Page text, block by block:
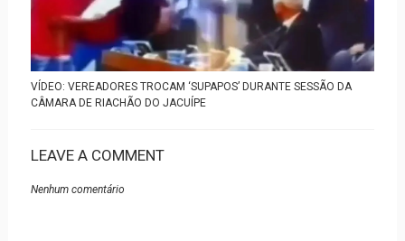
VÍDEO: VEREADORES TROCAM ‘SUPAPOS’ DURANTE SESSÃO DA
CÂMARA DE RIACHÃO DO JACUÍPE
LEAVE A COMMENT
Nenhum comentário